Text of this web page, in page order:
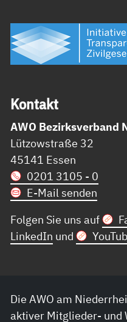
Kon­takt
AWO Bezirksverband
Lützowstraße 32
45141 Essen
0201 3105 - 0
E-Mail senden
Folgen Sie uns auf
LinkedIn und
Die AWO am
aktiver Mitglieder- und